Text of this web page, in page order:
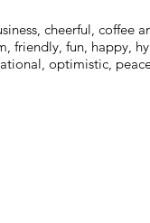
cheerful, coffee
friendly, fun, happy,
optimistic,